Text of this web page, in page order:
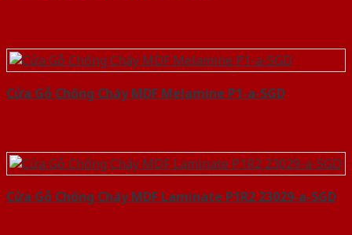
Cửa Gỗ Chống Cháy MDF Melamine P1-a-SGD
Cửa Gỗ Chống Cháy MDF Laminate P1R2 23029-a-SGD